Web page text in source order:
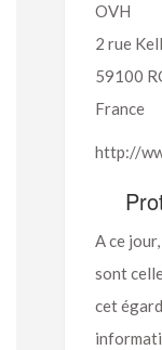
OVH
2 rue
59100
France
http://
A ce
sont
cet